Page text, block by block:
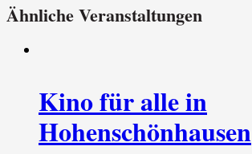
Ähnliche Veranstaltungen
Kino für alle in
Hohenschönhausen